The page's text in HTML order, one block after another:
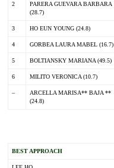
2
PARERA GUEVARA BARBARA
(28.7)
3 HO EUN YOUNG (24.8)
4 GORBEA LAURA MABEL (16.7)
5 BOLTIANSKY MARIANA (49.5)
6 MILITO VERONICA (10.7)
–
ARCELLA MARISA** BAJA **
(24.8)
BEST APPROACH